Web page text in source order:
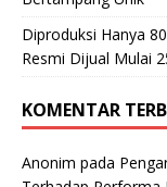
Diproduksi Hanya
Resmi Dijual Mulai
KOMENTAR
Anonim pada